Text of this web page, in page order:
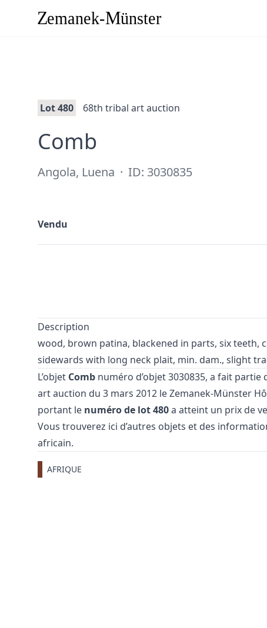
Lot 480 68th tribal art auction
Comb
Angola, Luena · ID: 3030835
Vendu
Description
wood, brown patina, blackened in parts, six teeth,
sidewards with long neck plait, min. dam., slight
L’objet Comb numéro d’objet 3030835, a fait partie
art auction du 3 mars 2012 le Zemanek-Münster
portant le numéro de lot 480a atteint un prix de
Vous trouverez ici d’autres objets et des
africain.
AFRIQUE